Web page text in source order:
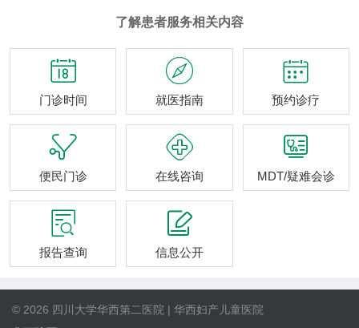
了解患者服务相关内容

门诊时间

就医指南

预约诊疗

便民门诊

在线咨询

MDT/疑难会诊

报告查询

信息公开
© 2026 四川大学华西第二医院 | 华西妇产儿童医院